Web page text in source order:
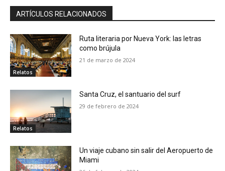
ARTÍCULOS RELACIONADOS
Relatos
Ruta literaria por Nueva York: las letras
como brújula
21 de marzo de 2024
Relatos
Santa Cruz, el santuario del surf
29 de febrero de 2024
Un viaje cubano sin salir del Aeropuerto de
Miami